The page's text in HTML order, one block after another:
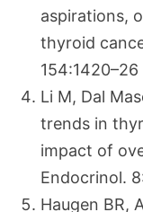
aspirations,
thyroid
154:1420–26
Li M, Dal
trends in
impact of
Endocrinol.
Haugen BR,